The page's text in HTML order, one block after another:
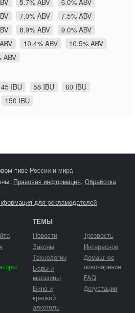
5.7% ABV
6.0% ABV
7.0% ABV
7.5% ABV
8.9% ABV
9.0% ABV
10.4% ABV
10.5% ABV
ABV
45 IBU 58 IBU
60 IBU
150 IBU
пиве России и мира
Правовая информация. Обработка
для рекламодателей
ТЕМЫ
Новости
Законы
Технологии
Бары и
магазины
Вино и
крепкий
алкоголь
Трезвость
Интересное
Домашнее
пивоварение
FAQ
Дегустации